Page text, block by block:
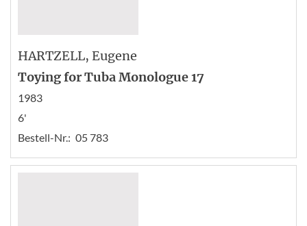
HARTZELL, Eugene
Toying for Tuba Monologue 17
1983
6'
Bestell-Nr.: 05 783